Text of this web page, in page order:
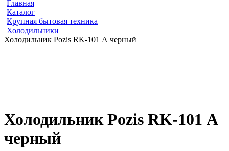
Главная
Каталог
Крупная бытовая техника
Холодильники
Холодильник Pozis RK-101 А черный
Холодильник Pozis RK-101 А
черный